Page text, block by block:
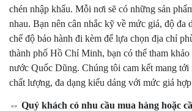
chén nhập khẩu. Mỗi nơi sẽ có những sản
nhau. Bạn nên cân nhắc kỹ về mức giá, độ đa
chế độ bảo hành đi kèm để lựa chọn địa chỉ
thành phố Hồ Chí Minh, bạn có thể tham khảo
nước Quốc Dũng. Chúng tôi cam kết mang tới
chất lượng, đa dạng kiểu dáng với mức giá
⇔ Quý khách có nhu cầu mua hàng hoặc